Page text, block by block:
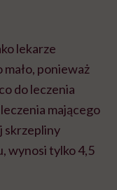
lekarze
mało, ponieważ
do leczenia
mającego
skrzepliny
wynosi tylko 4,5